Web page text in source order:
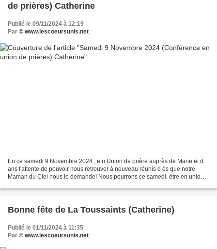
de prières) Catherine
Publié le 09/11/2024 à 12:19
Par © www.lescoeursunis.net
En ce samedi 9 Novembre 2024 , e n Union de prière auprès de Marie et d
ans l'attente de pouvoir nous retrouver à nouveau réunis d ès que notre
Maman du Ciel nous le demande! Nous pourrons ce samedi, être en union
Bonne fête de La Toussaints (Catherine)
Publié le 01/11/2024 à 11:35
Par © www.lescoeursunis.net